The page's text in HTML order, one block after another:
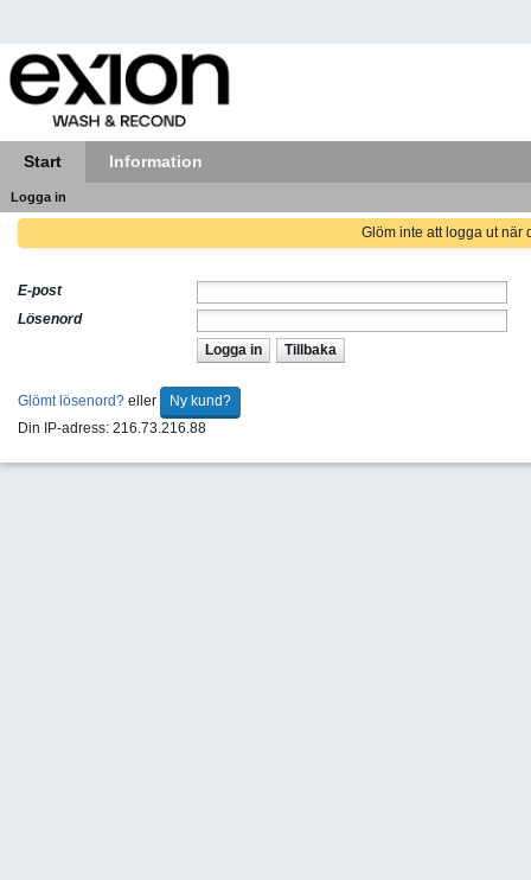
Start Information
Logga in
Glöm inte att logga ut när
E-post
Lösenord
Logga in
Tillbaka
Glömt lösenord? eller
Ny kund?
Din IP-adress: 216.73.216.88